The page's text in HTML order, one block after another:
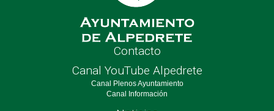
Contacto
Canal YouTube Alpedrete
Canal Plenos Ayuntamiento
Canal Información